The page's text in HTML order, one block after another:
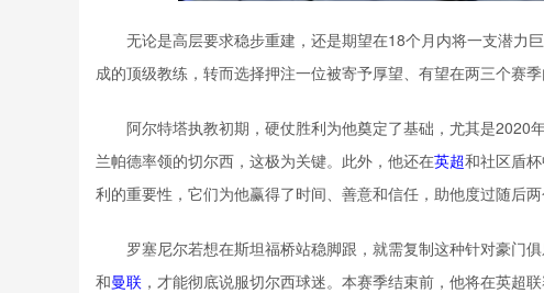
无论是高层要求稳步重建，还是期望在18个月内将一支潜力
成的顶级教练，转而选择押注一位被寄予厚望、有望在两三个赛季
阿尔特塔执教初期，硬仗胜利为他奠定了基础，尤其是2020
兰帕德率领的切尔西，这极为关键。此外，他还在英超和社区盾
利的重要性，它们为他赢得了时间、善意和信任，助他度过随后两
罗塞尼尔若想在斯坦福桥站稳脚跟，就需复制这种针对豪门
和曼联 ，才能彻底说服切尔西球迷。本赛季结束前，他将在英超